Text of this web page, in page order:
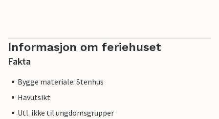
Informasjon om feriehuset
Fakta
Bygge materiale: Stenhus
Havutsikt
Utl. ikke til ungdomsgrupper